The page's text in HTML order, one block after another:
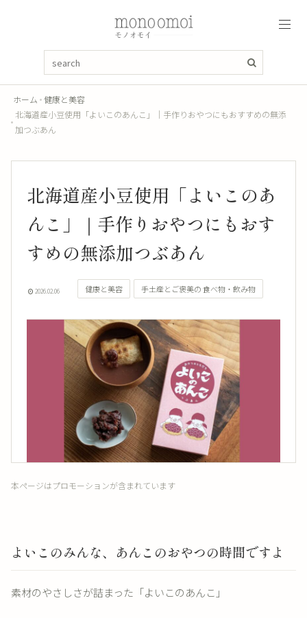
ホーム 健康と美容
北海道産小豆使用「よいこのあんこ」｜手作りおやつにもおすすめの無添
加つぶあん
北海道産小豆使用「よいこのあ
んこ」｜手作りおやつにもおす
すめの無添加つぶあん
2026.02.06 健康と美容 手土産とご褒美の 食べ物・飲み物
本ページはプロモーションが含まれています
よいこのみんな、あんこのおやつの時間ですよ
素材のやさしさが詰まった「よいこのあんこ」